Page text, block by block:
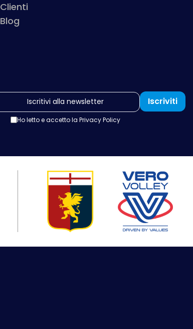
Clienti
Blog
Ho letto e accetto la Privacy Policy
Iscriviti